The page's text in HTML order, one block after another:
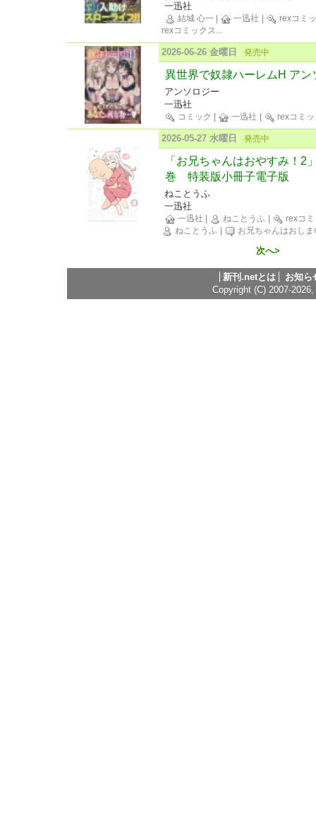
一迅社
結城 心一 一迅社
rexコミ
rexコミックス...
2026-06-26 金曜日 発売中
異世界で奴隷ハーレムH アン
アンソロジー
一迅社
コミック 一迅社 rexコミ
2026-05-27 水曜日 発売中
「お兄ちゃんはおやすみ！2
巻 特装版小冊子電子版
ねことうふ
一迅社
一迅社 ねことうふ
rexコ
ねことうふ
お兄ちゃんはおしま
次へ>
新刊.netとは
お知ら
Copyright (C) 2007-2026,